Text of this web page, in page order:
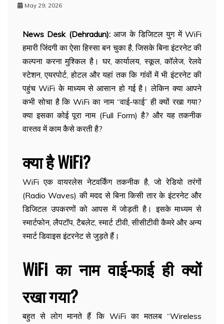
May 29, 2026
News Desk (Dehradun):आज के डिजिटल युग में WiFi
हमारी जिंदगी का ऐसा हिस्सा बन चुका है, जिसके बिना इंटरनेट की
कल्पना करना मुश्किल है। घर, कार्यालय, स्कूल, कॉलेज, रेलवे
स्टेशन, एयरपोर्ट, होटल और यहां तक कि गांवों में भी इंटरनेट की
पहुंच WiFi के माध्यम से आसान हो गई है। लेकिन क्या आपने
कभी सोचा है कि WiFi का नाम “वाई-फाई” ही क्यों रखा गया?
क्या इसका कोई पूरा नाम (Full Form) है? और यह तकनीक
वास्तव में काम कैसे करती है?
क्या है WiFi?
WiFi एक वायरलेस नेटवर्किंग तकनीक है, जो रेडियो तरंगों
(Radio Waves) की मदद से बिना किसी तार के इंटरनेट और
डिजिटल उपकरणों को आपस में जोड़ती है। इसके माध्यम से
स्मार्टफोन, लैपटॉप, टैबलेट, स्मार्ट टीवी, सीसीटीवी कैमरे और अन्य
स्मार्ट डिवाइस इंटरनेट से जुड़ते हैं।
WiFi का नाम वाई-फाई ही क्यों
रखा गया?
बहुत से लोग मानते हैं कि WiFi का मतलब “Wireless